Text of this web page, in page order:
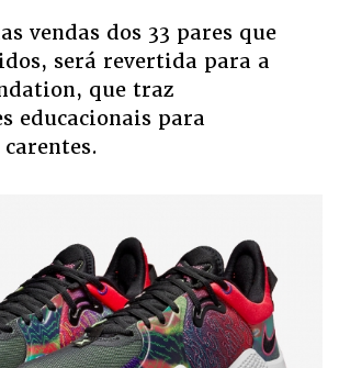
vendas dos 33 pares que
será revertida para a
que traz
educacionais para